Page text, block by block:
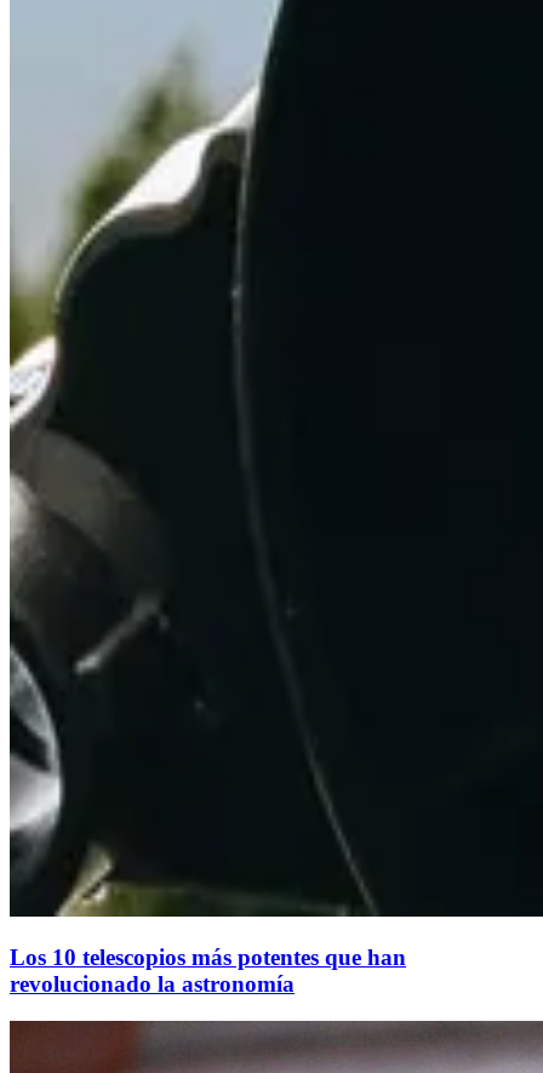
Los 10 telescopios más potentes que han
revolucionado la astronomía